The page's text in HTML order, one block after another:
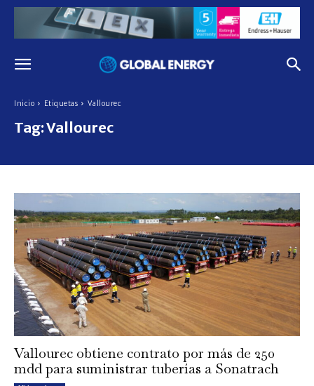
Inicio Etiquetas Vallourec
Tag:Vallourec
Vallourec obtiene contrato por más de 250
mdd para suministrar tuberías a Sonatrach